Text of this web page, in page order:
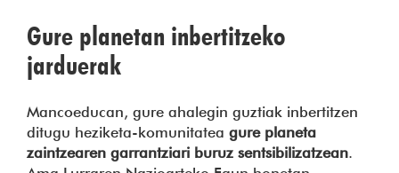
Gure planetan inbertitzeko
jarduerak
Mancoeducan, gure ahalegin guztiak inbertitzen
ditugu heziketa-komunitatea gure planeta
zaintzearen garrantziari buruz sentsibilizatzean.